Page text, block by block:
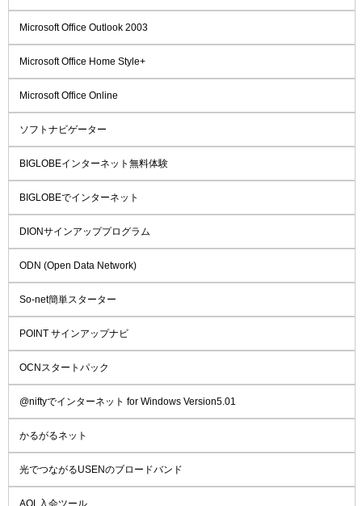
Microsoft Office Outlook 2003
Microsoft Office Home Style+
Microsoft Office Online
ソフトナビゲーター
BIGLOBEインターネット無料体験
BIGLOBEでインターネット
DIONサインアッププログラム
ODN (Open Data Network)
So-net簡単スターター
POINT サインアップナビ
OCNスタートパック
@niftyでインターネット for Windows Version5.01
かるがるネット
光でつながるUSENのブロードバンド
AOL入会ツール